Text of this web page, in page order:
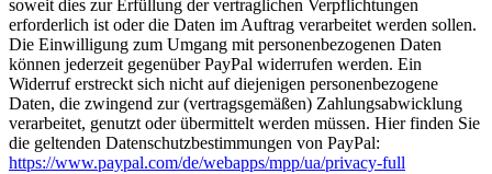
soweit dies zur Erfüllung der vertraglichen Verpflichtungen
erforderlich ist oder die Daten im Auftrag verarbeitet werden sollen.
Die Einwilligung zum Umgang mit personenbezogenen Daten
können jederzeit gegenüber PayPal widerrufen werden. Ein
Widerruf erstreckt sich nicht auf diejenigen personenbezogene
Daten, die zwingend zur (vertragsgemäßen) Zahlungsabwicklung
verarbeitet, genutzt oder übermittelt werden müssen. Hier finden Sie
die geltenden Datenschutzbestimmungen von PayPal:
https://www.paypal.com/de/webapps/mpp/ua/privacy-full